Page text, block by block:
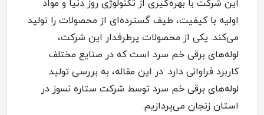
این شرکت با بهره‌گیری از تکنولوژی روز دنیا و مواد
اولیه با کیفیت، طیف گسترده‌ای از محصولات را تولید
می‌کند. یکی از محصولات پرطرفدار این شرکت،
لوله‌های برقی خم سرد است که در صنایع مختلف
کاربرد فراوانی دارد. در این مقاله، به بررسی تولید
لوله‌های برقی خم سرد توسط شرکت ستاره نسوز در
استان زنجان می‌پردازیم.